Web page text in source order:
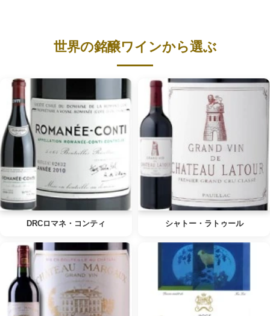
世界の銘醸ワインから選ぶ
DRCロマネ・コンティ シャトー・ラトゥール